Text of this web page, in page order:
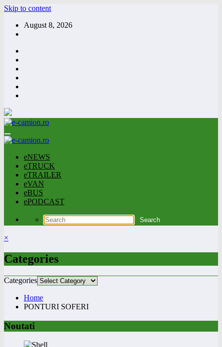
Skip to content
August 8, 2026
eNEWS
eTRUCK
eTRAILER
eVAN
eBUS
ePODCAST
×
Categories
Categories
Home
PONTURI SOFERI
Noutati